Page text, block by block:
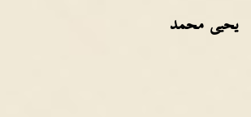
يحيى محمد